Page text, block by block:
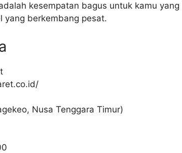
kesempatan bagus untuk kamu yang
yang berkembang pesat.
Nusa Tenggara Timur)